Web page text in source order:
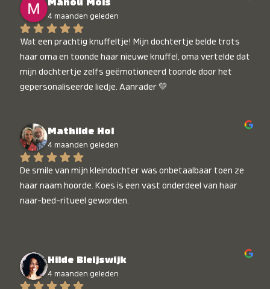
Manou Mols
4 maanden geleden
Wat een prachtig knuffeltje! Mijn dochtertje belde trots
haar oma en toonde haar nieuwe knuffel, oma vertelde dat
mijn dochtertje zelfs geëmotioneerd toonde door het
gepersonaliseerde liedje. Aanrader 💛
Mathilde Hol
4 maanden geleden
De smile van mijn kleindochter was onbetaalbaar toen ze
haar naam hoorde. Koes is een vast onderdeel van haar
naar-bed-ritueel geworden.
Hilde Bleijswijk
4 maanden geleden